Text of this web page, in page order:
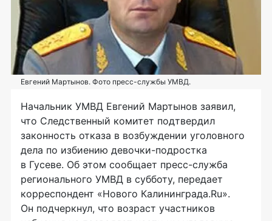
Евгений Мартынов. Фото пресс-службы УМВД.
Начальник УМВД Евгений Мартынов заявил,
что Следственный комитет подтвердил
законность отказа в возбуждении уголовного
дела по избиению девочки-подростка
в Гусеве. Об этом сообщает пресс-служба
регионального УМВД в субботу, передает
корреспондент «Нового Калининграда.Ru».
Он подчеркнул, что возраст участников